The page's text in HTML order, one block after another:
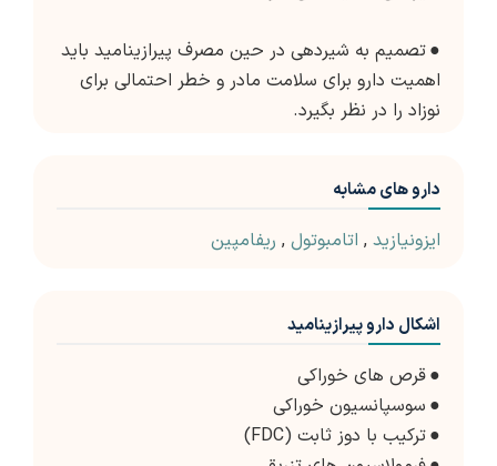
●تصمیم به شیردهی در حین مصرف پیرازینامید باید
اهمیت دارو برای سلامت مادر و خطر احتمالی برای
نوزاد را در نظر بگیرد.
دارو های مشابه
ایزونیازید , اتامبوتول , ریفامپین
اشکال دارو پیرازینامید
●قرص های خوراکی
● سوسپانسیون خوراکی
●ترکیب با دوز ثابت (FDC)